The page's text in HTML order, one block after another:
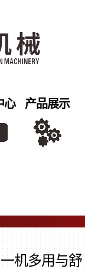
心 产品展示
机多用与舒